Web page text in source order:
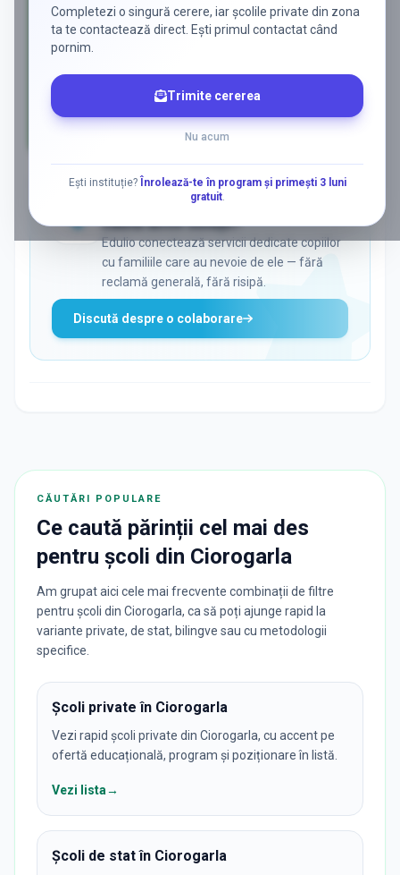
Completezi o singură cerere, iar școlile private din zona
ta te contactează direct. Ești primul contactat când
pornim.
Trimite cererea
Nu acum
Ești instituție?
Înrolează-te în program și primești 3 luni
gratuit.
Vrei să ajungi la părinții care
caută activ soluții?
Edulio conectează servicii dedicate copiilor
cu familiile care au nevoie de ele — fără
reclamă generală, fără risipă.
Discută despre o colaborare
CĂUTĂRI POPULARE
Ce caută părinții cel mai des
pentru școli din Ciorogarla
Am grupat aici cele mai frecvente combinații de filtre
pentru școli din Ciorogarla, ca să poți ajunge rapid la
variante private, de stat, bilingve sau cu metodologii
specifice.
Școli private în Ciorogarla
Vezi rapid școli private din Ciorogarla, cu accent pe
ofertă educațională, program și poziționare în listă.
Vezi lista→
Școli de stat în Ciorogarla